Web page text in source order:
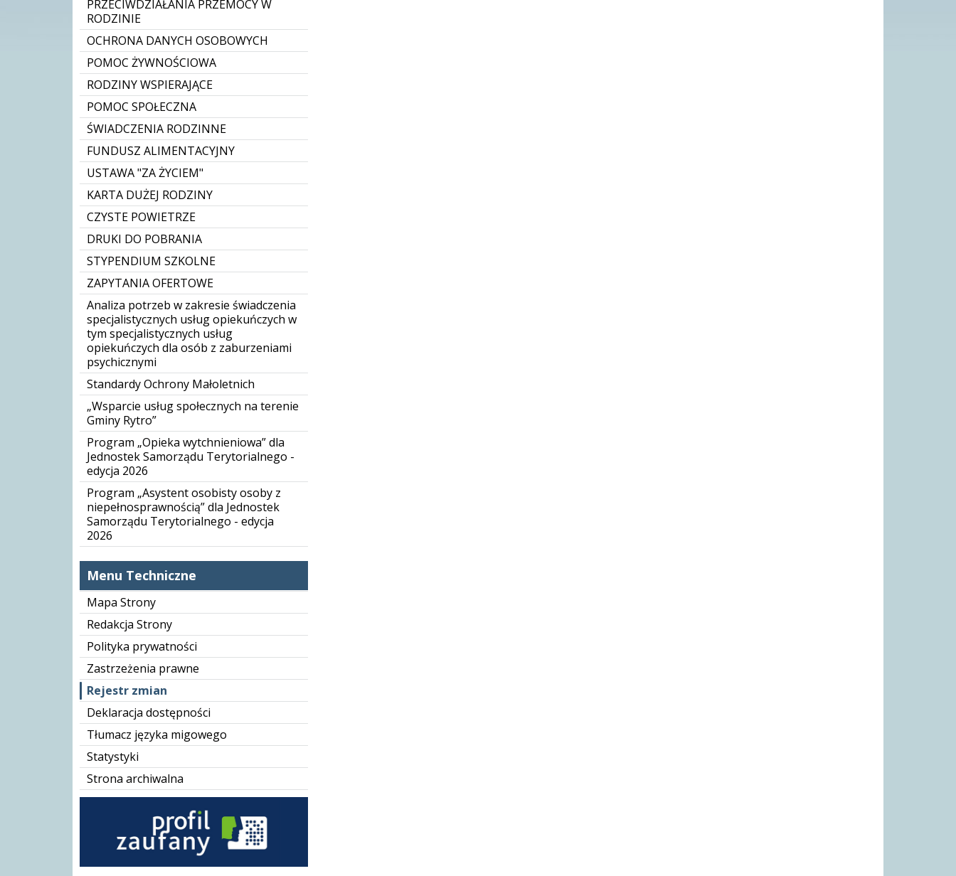
PRZECIWDZIAŁANIA PRZEMOCY W
RODZINIE
OCHRONA DANYCH OSOBOWYCH
POMOC ŻYWNOŚCIOWA
RODZINY WSPIERAJĄCE
POMOC SPOŁECZNA
ŚWIADCZENIA RODZINNE
FUNDUSZ ALIMENTACYJNY
USTAWA "ZA ŻYCIEM"
KARTA DUŻEJ RODZINY
CZYSTE POWIETRZE
DRUKI DO POBRANIA
STYPENDIUM SZKOLNE
ZAPYTANIA OFERTOWE
Analiza potrzeb w zakresie świadczenia
specjalistycznych usług opiekuńczych w
tym specjalistycznych usług
opiekuńczych dla osób z zaburzeniami
psychicznymi
Standardy Ochrony Małoletnich
„Wsparcie usług społecznych na terenie
Gminy Rytro”
Program „Opieka wytchnieniowa” dla
Jednostek Samorządu Terytorialnego -
edycja 2026
Program „Asystent osobisty osoby z
niepełnosprawnością” dla Jednostek
Samorządu Terytorialnego - edycja
2026
Menu Techniczne
Mapa Strony
Redakcja Strony
Polityka prywatności
Zastrzeżenia prawne
Rejestr zmian
Deklaracja dostępności
Tłumacz języka migowego
Statystyki
Strona archiwalna